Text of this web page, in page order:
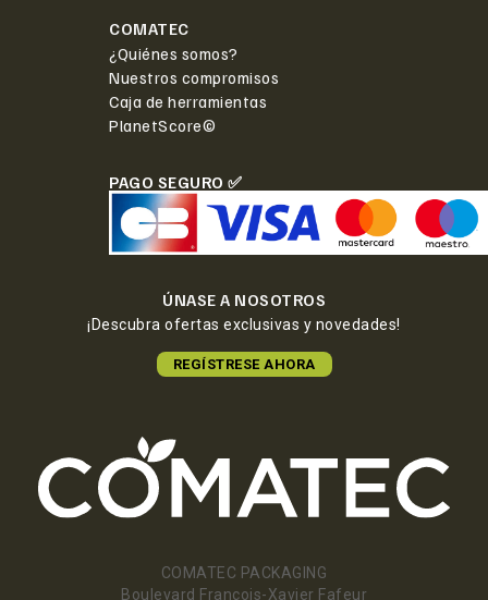
COMATEC
¿Quiénes somos?
Nuestros compromisos
Caja de herramientas
PlanetScore©
PAGO SEGURO ✅
ÚNASE A NOSOTROS
¡Descubra ofertas exclusivas y novedades!
REGÍSTRESE AHORA
COMATEC PACKAGING
Boulevard François-Xavier Fafeur